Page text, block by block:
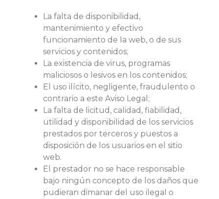
La falta de disponibilidad,
mantenimiento y efectivo
funcionamiento de la web, o de sus
servicios y contenidos;
La existencia de virus, programas
maliciosos o lesivos en los contenidos;
El uso ilícito, negligente, fraudulento o
contrario a este Aviso Legal;
La falta de licitud, calidad, fiabilidad,
utilidad y disponibilidad de los servicios
prestados por terceros y puestos a
disposición de los usuarios en el sitio
web.
El prestador no se hace responsable
bajo ningún concepto de los daños que
pudieran dimanar del uso ilegal o